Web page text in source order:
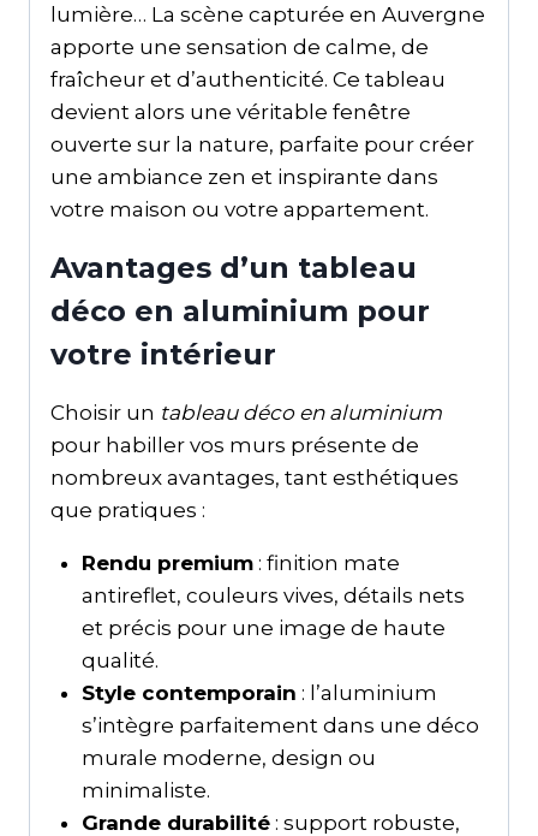
lumière… La scène capturée en Auvergne
apporte une sensation de calme, de
fraîcheur et d’authenticité. Ce tableau
devient alors une véritable fenêtre
ouverte sur la nature, parfaite pour créer
une ambiance zen et inspirante dans
votre maison ou votre appartement.
Avantages d’un tableau
déco en aluminium pour
votre intérieur
Choisir un tableau déco en aluminium
pour habiller vos murs présente de
nombreux avantages, tant esthétiques
que pratiques :
Rendu premium: finition mate
antireflet, couleurs vives, détails nets
et précis pour une image de haute
qualité.
Style contemporain : l’aluminium
s’intègre parfaitement dans une déco
murale moderne, design ou
minimaliste.
Grande durabilité: support robuste,